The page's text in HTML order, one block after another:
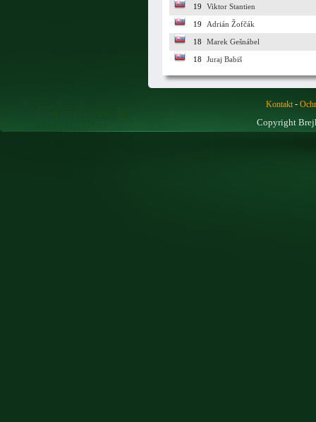
19 Viktor Stantien
19 Adrián Žofčák
18 Marek Gešnábel
18 Juraj Babiš
Kontakt-
Copyright